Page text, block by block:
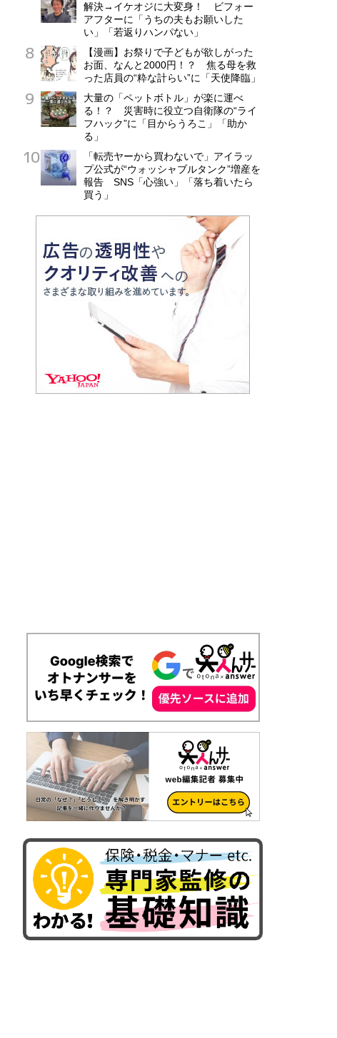
解決→イケオジに大変身！ ビフォー
アフターに「うちの夫もお願いした
い」「若返りハンパない」
【漫画】お祭りで子どもが欲しがった
お面、なんと2000円！？ 焦る母を救
った店員の“粋な計らい”に「天使降臨」
大量の「ペットボトル」が楽に運べ
る！？ 災害時に役立つ自衛隊の“ライ
フハック”に「目からうろこ」「助か
る」
「転売ヤーから買わないで」アイラッ
プ公式が“ウォッシャブルタンク”増産を
報告 SNS「心強い」「落ち着いたら
買う」